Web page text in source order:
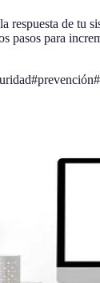
respuesta de tu
pasos para
#prevención#